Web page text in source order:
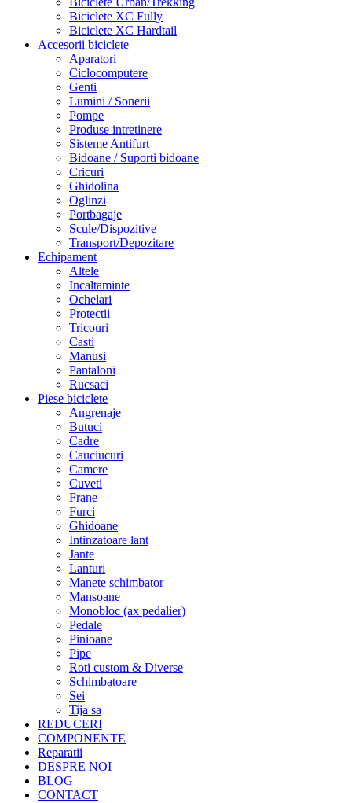
Biciclete XC Fully
Biciclete XC Hardtail
Accesorii biciclete
Aparatori
Ciclocomputere
Genti
Lumini / Sonerii
Pompe
Produse intretinere
Sisteme Antifurt
Bidoane / Suporti bidoane
Cricuri
Ghidolina
Oglinzi
Portbagaje
Scule/Dispozitive
Transport/Depozitare
Echipament
Altele
Incaltaminte
Ochelari
Protectii
Tricouri
Casti
Manusi
Pantaloni
Rucsaci
Piese biciclete
Angrenaje
Butuci
Cadre
Cauciucuri
Camere
Cuveti
Frane
Furci
Ghidoane
Intinzatoare lant
Jante
Lanturi
Manete schimbator
Mansoane
Monobloc (ax pedalier)
Pedale
Pinioane
Pipe
Roti custom & Diverse
Schimbatoare
Sei
Tija sa
REDUCERI
COMPONENTE
Reparatii
DESPRE NOI
BLOG
CONTACT